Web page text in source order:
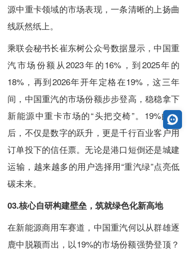
源中重卡领域的市场表现，一条清晰的上扬曲
线跃然纸上。
乘联会秘书长崔东树公众号数据显示，中国重
汽市场份额从2023年的16%，到2025年的
18%，再到2026年开年定格在19%，这三年
间，中国重汽的市场份额步步登高，稳稳拿下
新能源中重卡市场的“头把交椅”。19%的背
后，不仅是数字的跃升，更是千行百业客户用
订单投下的信任票。无论是港口短倒还是城建
运输，越来越多的用户选择用“重汽绿”点亮低
碳未来。
03.核心自研构建壁垒，筑就绿色化新高地
在新能源商用车赛道，中国重汽何以从群雄逐
鹿中脱颖而出，以19%的市场份额强势登顶？